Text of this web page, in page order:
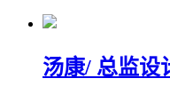
汤康/ 总监设